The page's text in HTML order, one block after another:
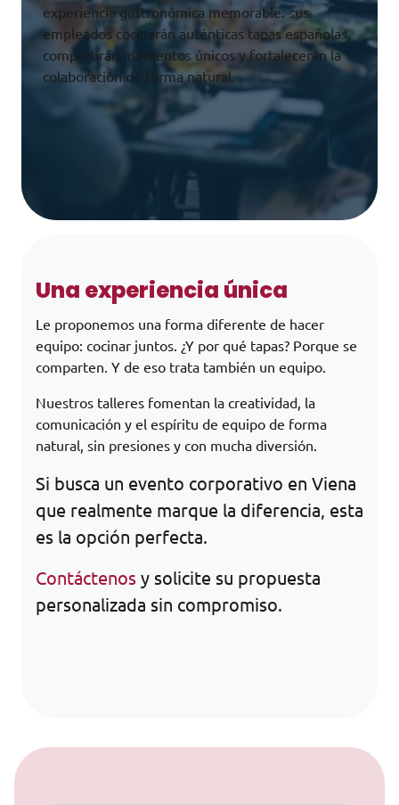
experiencia gastronómica memorable: sus
empleados cocinarán auténticas tapas españolas,
compartirán momentos únicos y fortalecerán la
colaboración de forma natural.
Una experiencia única
Le proponemos una forma diferente de hacer
equipo: cocinar juntos. ¿Y por qué tapas? Porque se
comparten. Y de eso trata también un equipo.
Nuestros talleres fomentan la creatividad, la
comunicación y el espíritu de equipo de forma
natural, sin presiones y con mucha diversión.
Si busca un evento corporativo en Viena
que realmente marque la diferencia, esta
es la opción perfecta.
Contáctenos y solicite su propuesta
personalizada sin compromiso.
Saltar al contenido